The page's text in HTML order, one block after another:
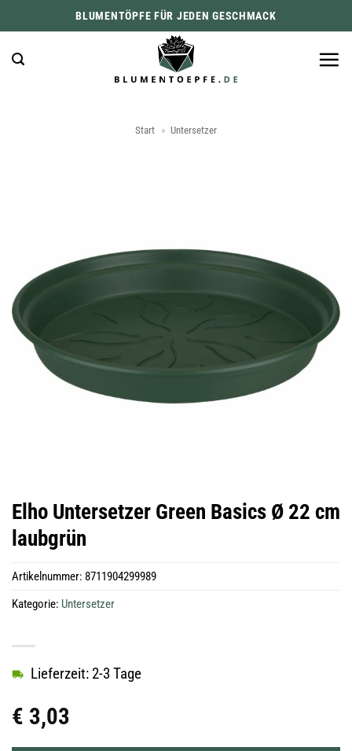
Inhalt
springen
BLUMENTÖPFE FÜR JEDEN GESCHMACK
Start » Untersetzer
Elho Untersetzer Green Basics Ø 22 cm
laubgrün
€ 3,03
Lieferzeit: 2-3 Tage
Artikelnummer: 8711904299989
Kategorie: Untersetzer